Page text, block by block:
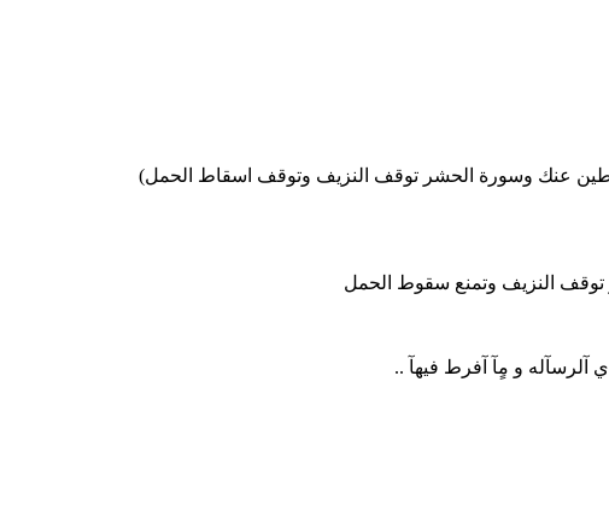
النزيف وتمنع سقوط الحمل
آلرسآله و مٍآ آفرط فيهآ ..